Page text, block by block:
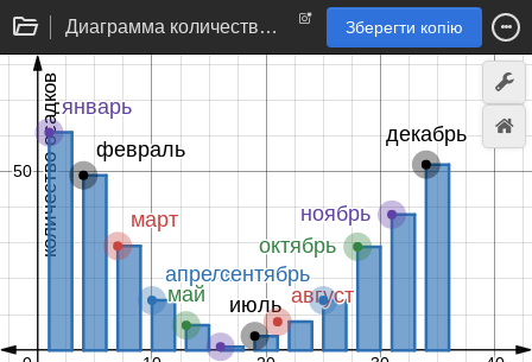
Диаграмма количества осадков Зберегти копію